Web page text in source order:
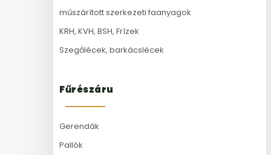
műszárított szerkezeti faanyagok
KRH, KVH, BSH, Frízek
Szegőlécek, barkácslécek
Fűrészáru
Gerendák
Pallók